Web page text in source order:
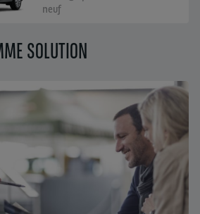
neuf
SOLUTION